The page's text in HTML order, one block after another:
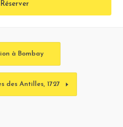
Réserver
à Bombay
des Antilles, 1727